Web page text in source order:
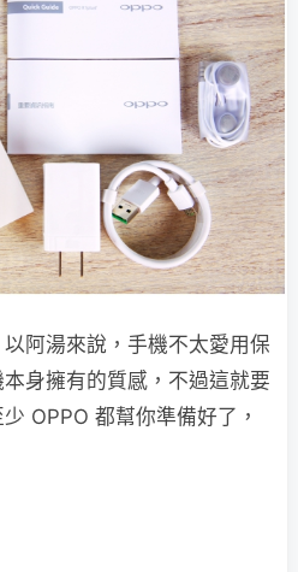
阿湯來說，手機不太愛用保
身擁有的質感，不過這就要
OPPO 都幫你準備好了，